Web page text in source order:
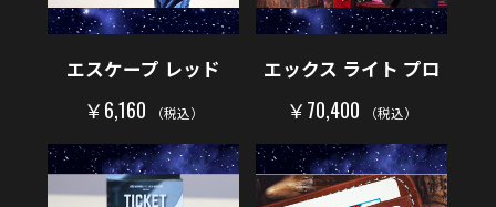
エスケープ レッド
￥6,160 （税込）
エックス ライト プロ
￥70,400 （税込）